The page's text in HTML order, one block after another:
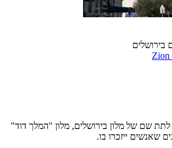
בירושלים
Zion
שם של מלון בירושלים, מלון "המלך דוד"
שאנשים ייזכרו בו.